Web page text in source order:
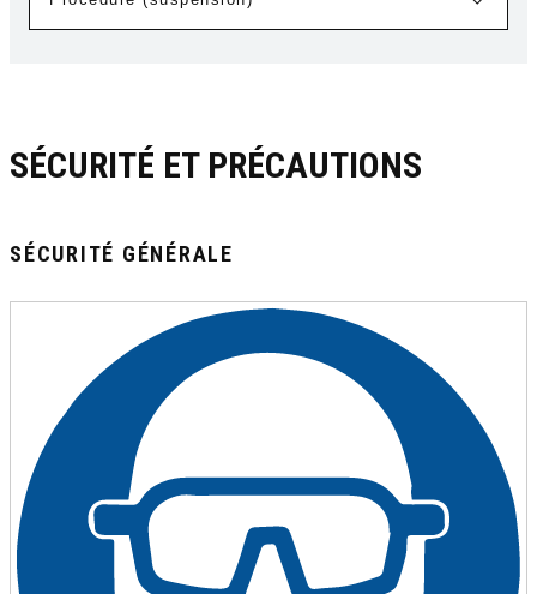
SÉCURITÉ ET PRÉCAUTIONS
SÉCURITÉ GÉNÉRALE